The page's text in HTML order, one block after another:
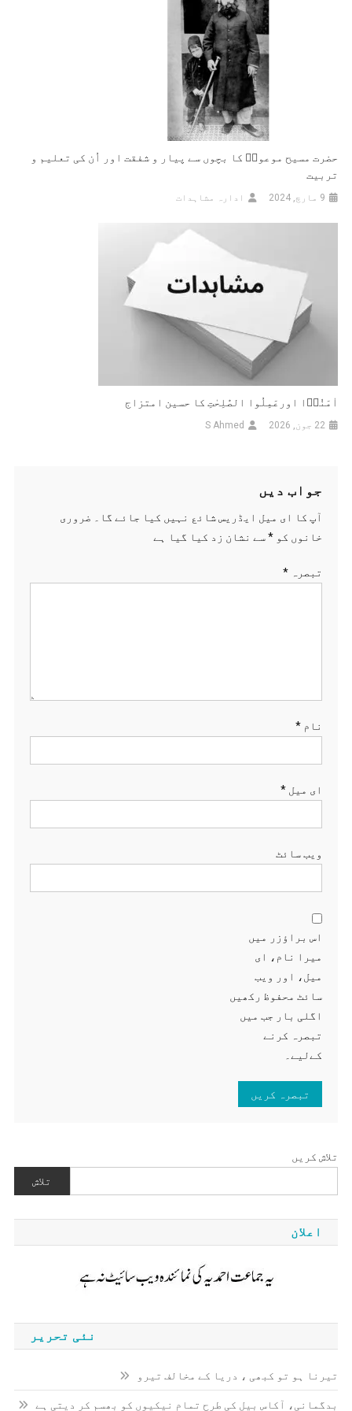
حضرت مسیح موعودؑ کا بچوں سے پیار و شفقت اور اُن کی تعلیم و
تربیت
9 مارچ, 2024 ادارہ مشاہدات
اٰمَنُوۡا اورعَمِلُوا الصّٰلِحٰتِ کا حسین امتزاج
22 جون, 2026 S Ahmed
جواب دیں
آپ کا ای میل ایڈریس شائع نہیں کیا جائے گا۔
ضروری
خانوں کو *سے نشان زد کیا گیا ہے
تبصرہ *
نام *
ای میل *
ویب‌ سائٹ
اس براؤزر میں
میرا نام، ای
میل، اور ویب
سائٹ محفوظ رکھیں
اگلی بار جب میں
تبصرہ کرنے
کےلیے۔
تلاش کریں
تلاش
اعلان
نئی تحریر
تیرنا ہو تو کبھی ، دریا کے مخالف تیرو
بدگمانی، آکاس بیل کی طرح تمام نیکیوں کو بھسم کر دیتی ہے